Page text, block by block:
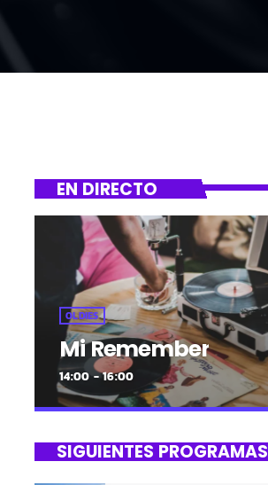
EN DIRECTO
OLDIES
Mi Remember
14:00 - 16:00
Mi Remember
SIGUIENTES PROGRAMAS